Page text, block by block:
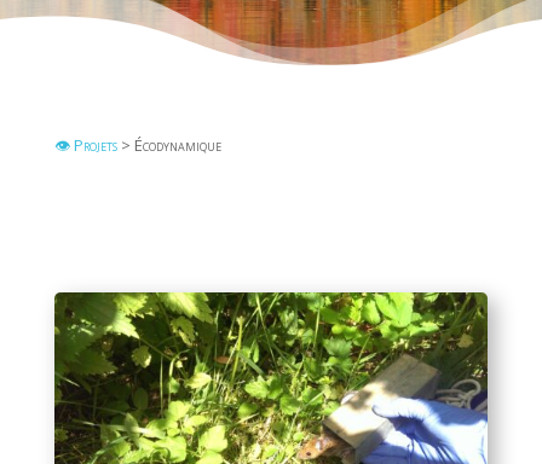
👁 Projets > Écodynamique